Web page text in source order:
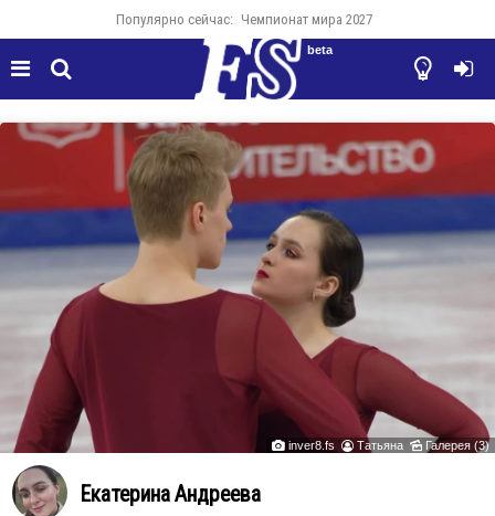
Популярно сейчас: Чемпионат мира 2027
  

beta
 inver8.fs  Татьяна  Галерея (3)
Екатерина Андреева